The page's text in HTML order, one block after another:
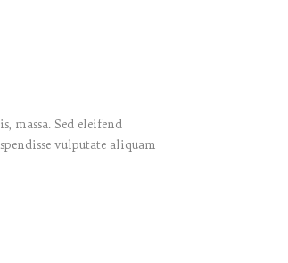
massa. Sed eleifend
vulputate aliquam